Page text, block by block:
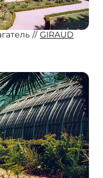
GIRAUD